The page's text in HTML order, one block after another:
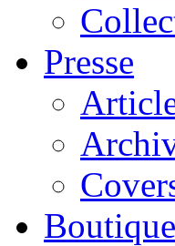
Presse
Boutique